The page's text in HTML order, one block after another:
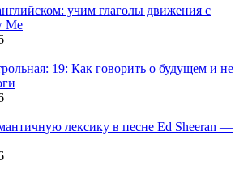
учим глаголы движения с
Me
19: Как говорить о будущем и не
лексику в песне Ed Sheeran —